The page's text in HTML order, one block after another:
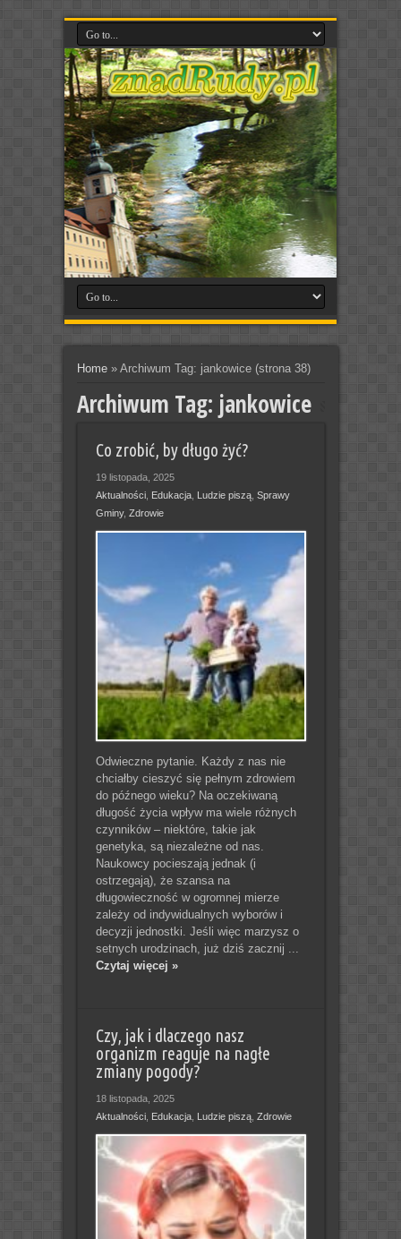
Home» Archiwum Tag: jankowice(strona 38)
Archiwum Tag: jankowice
Co zrobić, by długo żyć?
19 listopada, 2025
Aktualności, Edukacja, Ludzie piszą, Sprawy
Gminy, Zdrowie
Odwieczne pytanie. Każdy z nas nie
chciałby cieszyć się pełnym zdrowiem
do późnego wieku? Na oczekiwaną
długość życia wpływ ma wiele różnych
czynników – niektóre, takie jak
genetyka, są niezależne od nas.
Naukowcy pocieszają jednak (i
ostrzegają), że szansa na
długowieczność w ogromnej mierze
zależy od indywidualnych wyborów i
decyzji jednostki. Jeśli więc marzysz o
setnych urodzinach, już dziś zacznij ...
Czytaj więcej »
Czy, jak i dlaczego nasz
organizm reaguje na nagłe
zmiany pogody?
18 listopada, 2025
Aktualności, Edukacja, Ludzie piszą, Zdrowie